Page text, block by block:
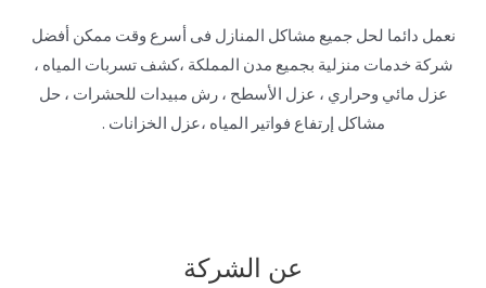
نعمل دائما لحل جميع مشاكل المنازل فى أسرع وقت ممكن أفضل
شركة خدمات منزلية بجميع مدن المملكة ،كشف تسربات المياه ،
عزل مائي وحراري ، عزل الأسطح ، رش مبيدات للحشرات ، حل
مشاكل إرتفاع فواتير المياه ،عزل الخزانات .
عن الشركة